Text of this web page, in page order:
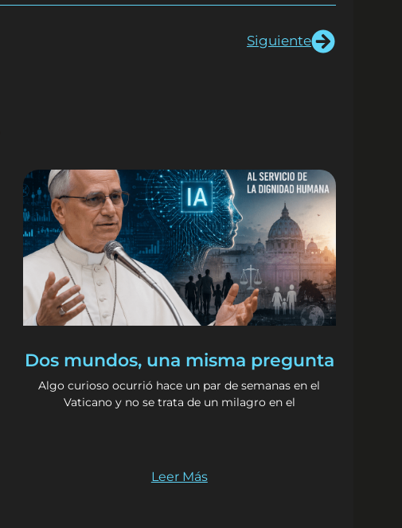
Siguiente
Dos mundos, una misma pregunta
Algo curioso ocurrió hace un par de semanas en el
Vaticano y no se trata de un milagro en el
Leer Más